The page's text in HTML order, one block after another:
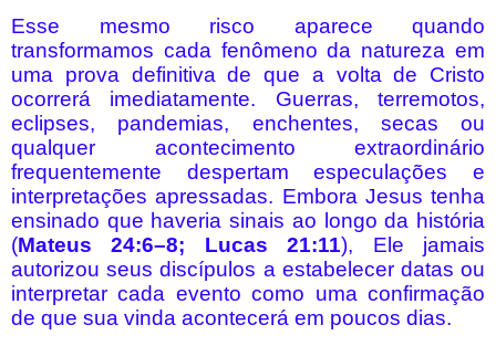
Esse mesmo risco aparece quando
transformamos cada fenômeno da natureza em
uma prova definitiva de que a volta de Cristo
ocorrerá imediatamente. Guerras, terremotos,
eclipses, pandemias, enchentes, secas ou
qualquer acontecimento extraordinário
frequentemente despertam especulações e
interpretações apressadas. Embora Jesus tenha
ensinado que haveria sinais ao longo da história
(Mateus 24:6–8; Lucas 21:11), Ele jamais
autorizou seus discípulos a estabelecer datas ou
interpretar cada evento como uma confirmação
de que sua vinda acontecerá em poucos dias.